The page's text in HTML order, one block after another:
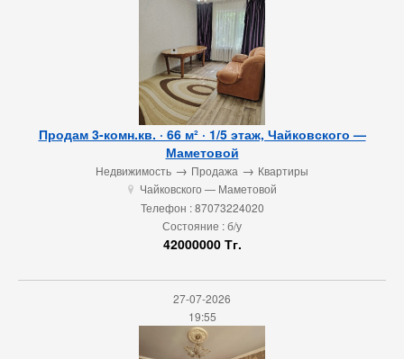
Продам 3-комн.кв. · 66 м² · 1/5 этаж, Чайковского —
Маметовой
Недвижимость → Продажа → Квартиры
u
Чайковского — Маметовой
Телефон : 87073224020
Состояние : б/у
42000000 Тг.
27-07-2026
19:55